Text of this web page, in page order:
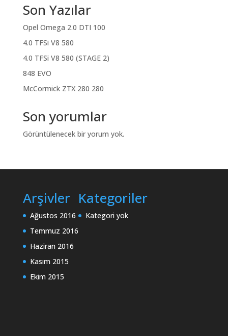
Son Yazılar
Opel Omega 2.0 DTI 100
4.0 TFSi V8 580
4.0 TFSi V8 580 (STAGE 2)
848 EVO
McCormick ZTX 280 280
Son yorumlar
Görüntülenecek bir yorum yok.
Arşivler
Ağustos 2016
Temmuz 2016
Haziran 2016
Kasım 2015
Ekim 2015
Kategoriler
Kategori yok